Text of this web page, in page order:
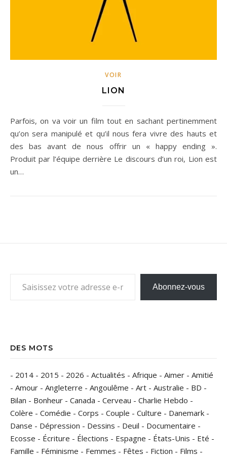
VOIR
LION
Parfois, on va voir un film tout en sachant pertinemment
qu’on sera manipulé et qu’il nous fera vivre des hauts et
des bas avant de nous offrir un « happy ending ».
Produit par l’équipe derrière Le discours d’un roi, Lion est
un…
Abonnez-vous
DES MOTS
- 2014 - 2015 - 2026 - Actualités - Afrique - Aimer - Amitié
- Amour - Angleterre - Angoulême - Art - Australie - BD -
Bilan - Bonheur - Canada - Cerveau - Charlie Hebdo -
Colère - Comédie - Corps - Couple - Culture - Danemark -
Danse - Dépression - Dessins - Deuil - Documentaire -
Ecosse - Écriture - Élections - Espagne - États-Unis - Eté -
Famille - Féminisme - Femmes - Fêtes - Fiction - Films -